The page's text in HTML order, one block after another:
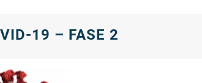
19 – FASE 2